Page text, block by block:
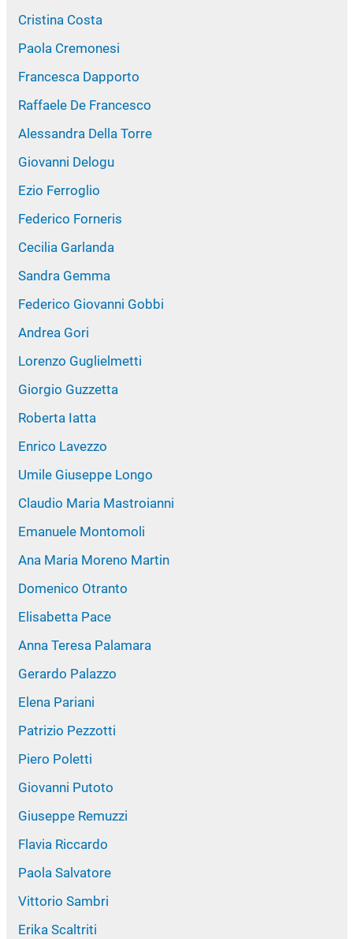
Cristina Costa
Paola Cremonesi
Francesca Dapporto
Raffaele De Francesco
Alessandra Della Torre
Giovanni Delogu
Ezio Ferroglio
Federico Forneris
Cecilia Garlanda
Sandra Gemma
Federico Giovanni Gobbi
Andrea Gori
Lorenzo Guglielmetti
Giorgio Guzzetta
Roberta Iatta
Enrico Lavezzo
Umile Giuseppe Longo
Claudio Maria Mastroianni
Emanuele Montomoli
Ana Maria Moreno Martin
Domenico Otranto
Elisabetta Pace
Anna Teresa Palamara
Gerardo Palazzo
Elena Pariani
Patrizio Pezzotti
Piero Poletti
Giovanni Putoto
Giuseppe Remuzzi
Flavia Riccardo
Paola Salvatore
Vittorio Sambri
Erika Scaltriti